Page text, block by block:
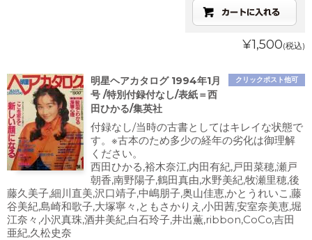
¥1,500(税込)
クリックポスト他可
明星ヘアカタログ 1994年1月
号 /特別付録付なし/表紙＝西
田ひかる/集英社
付録なし/当時の古書としてはキレイな状態で
す。※古本のため多少の経年の劣化は御理解
ください。
西田ひかる,裕木奈江,内田有紀,戸田菜穂,瀬戸
朝香,南野陽子,鶴田真由,水野美紀,牧瀬里穂,後
藤久美子,細川直美,沢口靖子,中嶋朋子,奥山佳恵,かとうれいこ,藤
谷美紀,島崎和歌子,大塚寧々,ともさかりえ,小田茜,安室奈美恵,堀
江奈々,小沢真珠,酒井美紀,白石玲子,井出薫,ribbon,CoCo,吉田
亜紀,久松史奈